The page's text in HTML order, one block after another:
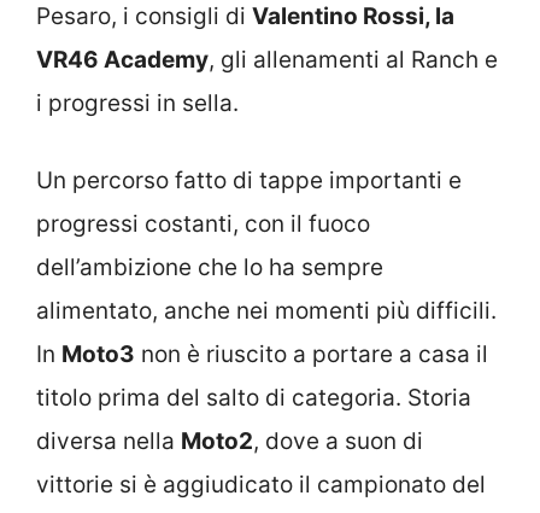
Pesaro, i consigli di Valentino Rossi, la
VR46 Academy, gli allenamenti al Ranch e
i progressi in sella.
Un percorso fatto di tappe importanti e
progressi costanti, con il fuoco
dell’ambizione che lo ha sempre
alimentato, anche nei momenti più difficili.
In Moto3 non è riuscito a portare a casa il
titolo prima del salto di categoria. Storia
diversa nella Moto2, dove a suon di
vittorie si è aggiudicato il campionato del